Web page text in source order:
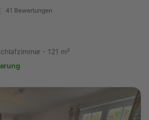
41 Bewertungen
121 m²